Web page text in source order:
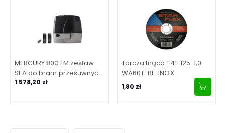
MERCURY 800 FM zestaw
SEA do bram przesuwnych
o maksymalnej masie
centralą cyfrową)
1 578,20 zł
Tarcza tnąca T41-125-1,0
WA60T-BF-INOX
1,80 zł